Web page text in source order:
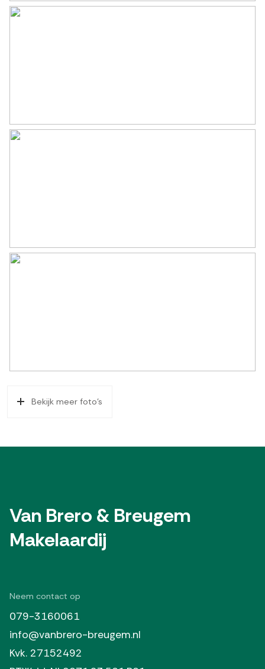
Bekijk meer foto's
Van Brero & Breugem
Makelaardij
Neem contact op
079-3160061
info@vanbrero-breugem.nl
Kvk. 27152492